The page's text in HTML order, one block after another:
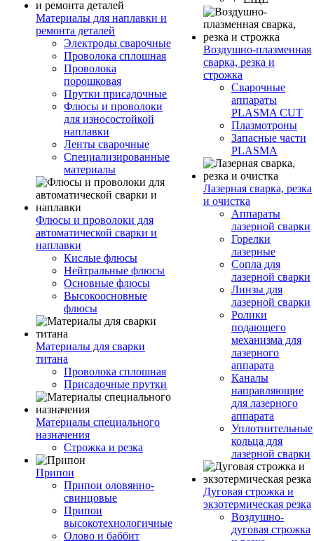
Материалы для наплавки и
ремонта деталей
Электроды сварочные
Проволока сплошная
Проволока
порошковая
Прутки присадочные
Флюсы и проволоки
для износостойкой
наплавки
Ленты сварочные
Специализированные
материалы
Флюсы и проволоки для
автоматической сварки и
наплавки
Кислые флюсы
Нейтральные флюсы
Основные флюсы
Высокоосновные
флюсы
Материалы для сварки
титана
Проволока сплошная
Присадочные прутки
Материалы специального
назначения
Строжка и резка
Припои
Припои оловянно-
свинцовые
Припои
высокотехнологичные
Олово и баббит
Воздушно-плазменная
сварка, резка и
строжка
Сварочные
аппараты
PLASMA CUT
Плазмотроны
Запасные части
PLASMA
Лазерная сварка, резка
и очистка
Аппараты
лазерной сварки
Горелки
лазерные
Сопла для
лазерной сварки
Линзы для
лазерной сварки
Ролики
подающего
механизма для
лазерного
аппарата
Каналы
направляющие
для лазерного
аппарата
Уплотнительные
кольца для
лазерной сварки
Дуговая строжка и
экзотермическая резка
Воздушно-
дуговая строжка